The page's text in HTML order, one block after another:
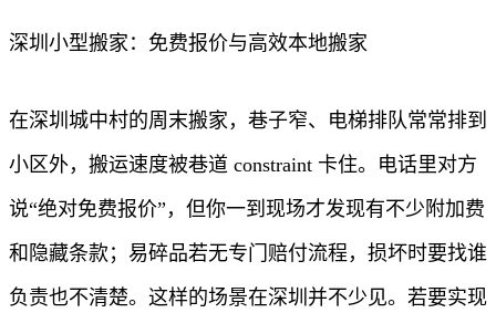
深圳小型搬家：免费报价与高效本地搬家
在深圳城中村的周末搬家，巷子窄、电梯排队常常排到
小区外，搬运速度被巷道 constraint 卡住。电话里对方
说“绝对免费报价”，但你一到现场才发现有不少附加费
和隐藏条款；易碎品若无专门赔付流程，损坏时要找谁
负责也不清楚。这样的场景在深圳并不少见。若要实现